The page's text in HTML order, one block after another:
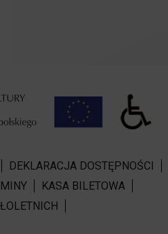
DEKLARACJA DOSTĘPNOŚCI
KASA BILETOWA